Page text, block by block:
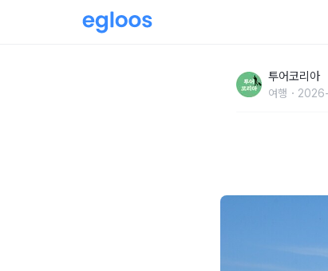
투어코리아
여행